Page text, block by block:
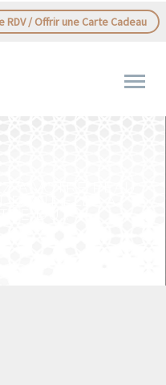
RDV / Offrir une Carte Cadeau